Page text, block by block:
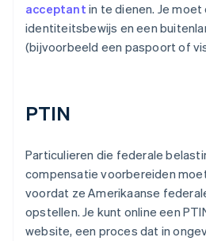
acceptant in te dienen. Je moet
identiteitsbewijs en een
(bijvoorbeeld een paspoort of
PTIN
Particulieren die federale
compensatie voorbereiden
voordat ze Amerikaanse
opstellen. Je kunt online een
website, een proces dat in